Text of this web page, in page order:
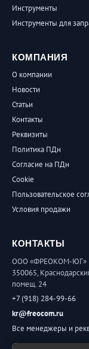
Инструменты
Инструменты для
КОМПАНИЯ
О компании
Новости
Статьи
Контакты
Реквизиты
Политика ПДн
Согласие на ПДн
Cookie
Пользовательское
Условия продажи
КОНТАКТЫ
ООО «ФРЕОКОМ-ЮГ»
350065,
помещ. 24
+7 (918) 284-99-66
kr@freocom.ru
Все менеджеры и